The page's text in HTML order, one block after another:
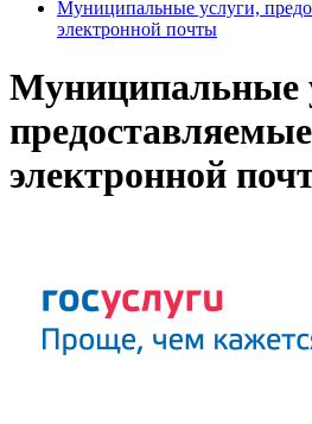
Муниципальные услуги,
электронной почты
Муниципальные
электронной